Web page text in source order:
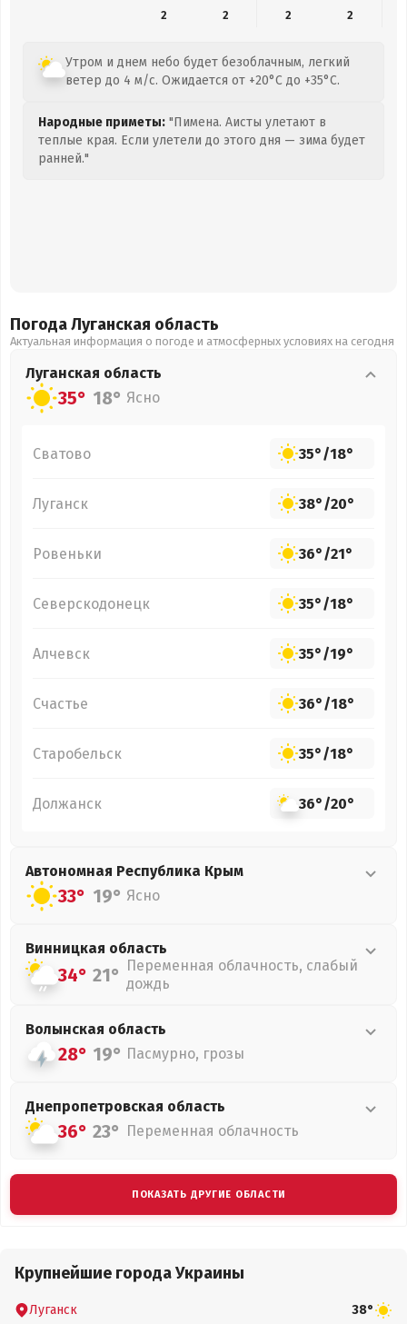
2
2 2 2
Утром и днем небо будет безоблачным, легкий
ветер до 4 м/с. Ожидается от +20°C до +35°C.
Народные приметы: "Пимена. Аисты улетают в
теплые края. Если улетели до этого дня — зима будет
ранней."
Погода Луганская область
Актуальная информация о погоде и атмосферных условиях на сегодня
Луганская область
35° 18° Ясно
Сватово 35°/18°
Луганск 38°/20°
Ровеньки 36°/21°
Северскодонецк 35°/18°
Алчевск 35°/19°
Счастье 36°/18°
Старобельск 35°/18°
Должанск 36°/20°
Автономная Республика Крым
33° 19° Ясно
Винницкая область
34° 21° Переменная облачность, слабый
дождь
Волынская область
28° 19° Пасмурно, грозы
Днепропетровская область
36° 23° Переменная облачность
ПОКАЗАТЬ ДРУГИЕ ОБЛАСТИ
Крупнейшие города Украины
Луганск 38°